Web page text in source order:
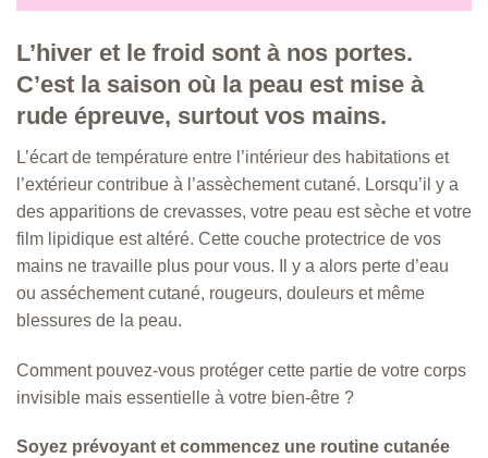
L’hiver et le froid sont à nos portes.
C’est la saison où la peau est mise à
rude épreuve, surtout vos mains.
L’écart de température entre l’intérieur des habitations et
l’extérieur contribue à l’assèchement cutané. Lorsqu’il y a
des apparitions de crevasses, votre peau est sèche et votre
film lipidique est altéré. Cette couche protectrice de vos
mains ne travaille plus pour vous. Il y a alors perte d’eau
ou asséchement cutané, rougeurs, douleurs et même
blessures de la peau.
Comment pouvez-vous protéger cette partie de votre corps
invisible mais essentielle à votre bien-être ?
Soyez prévoyant et commencez une routine cutanée